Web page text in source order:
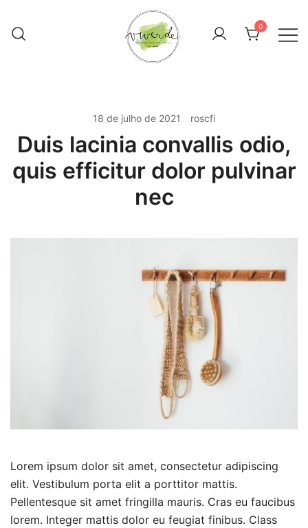
para
conteúdo
0
18 de julho de 2021 roscfi
Duis lacinia convallis odio,
quis efficitur dolor pulvinar
nec
Lorem ipsum dolor sit amet, consectetur adipiscing
elit. Vestibulum porta elit a porttitor mattis.
Pellentesque sit amet fringilla mauris. Cras eu faucibus
lorem. Integer mattis dolor eu feugiat finibus. Class